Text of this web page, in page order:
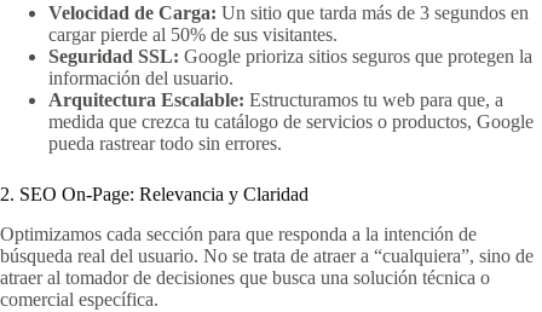
Velocidad de Carga: Un sitio que tarda más de 3 segundos en
cargar pierde al 50% de sus visitantes.
Seguridad SSL: Google prioriza sitios seguros que protegen la
información del usuario.
Arquitectura Escalable: Estructuramos tu web para que, a
medida que crezca tu catálogo de servicios o productos, Google
pueda rastrear todo sin errores.
2. SEO On-Page: Relevancia y Claridad
Optimizamos cada sección para que responda a la intención de
búsqueda real del usuario. No se trata de atraer a “cualquiera”, sino de
atraer al tomador de decisiones que busca una solución técnica o
comercial específica.